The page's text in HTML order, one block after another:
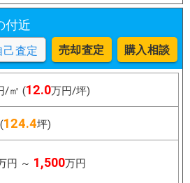
付近
査定 売却査定 購入相談
/㎡ (12.0万円/坪)
124.4坪)
円 ～ 1,500万円